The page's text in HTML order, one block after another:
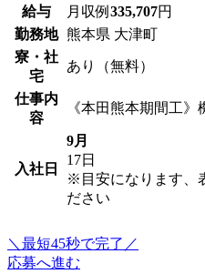
給与 月収例 335,707円
勤務地 熊本県 大津町
寮・社
宅
あり（無料）
仕事内
容
《本田熊本期間工
入社日
9月
17日
※目安になります、
ださい
＼最短45秒で完了／
応募へ進む